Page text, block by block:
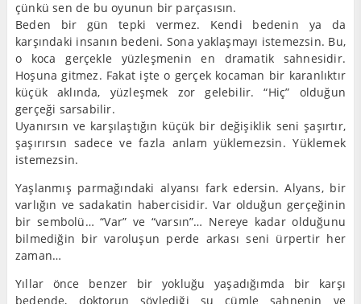
çünkü sen de bu oyunun bir parçasısın.
Beden bir gün tepki vermez. Kendi bedenin ya da
karşındaki insanın bedeni. Sona yaklaşmayı istemezsin. Bu,
o koca gerçekle yüzleşmenin en dramatik sahnesidir.
Hoşuna gitmez. Fakat işte o gerçek kocaman bir karanlıktır
küçük aklında, yüzleşmek zor gelebilir. “Hiç” olduğun
gerçeği sarsabilir.
Uyanırsın ve karşılaştığın küçük bir değişiklik seni şaşırtır,
şaşırırsın sadece ve fazla anlam yüklemezsin. Yüklemek
istemezsin.
Yaşlanmış parmağındaki alyansı fark edersin. Alyans, bir
varlığın ve sadakatin habercisidir. Var olduğun gerçeğinin
bir sembolü… “Var” ve “varsın”… Nereye kadar olduğunu
bilmediğin bir varoluşun perde arkası seni ürpertir her
zaman…
Yıllar önce benzer bir yokluğu yaşadığımda bir karşı
bedende, doktorun söylediği şu cümle sahnenin ve